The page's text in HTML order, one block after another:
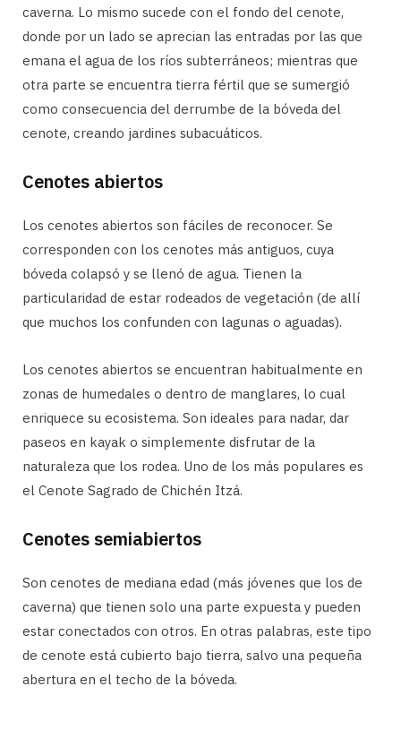
caverna. Lo mismo sucede con el fondo del cenote,
donde por un lado se aprecian las entradas por las que
emana el agua de los ríos subterráneos; mientras que
otra parte se encuentra tierra fértil que se sumergió
como consecuencia del derrumbe de la bóveda del
cenote, creando jardines subacuáticos.
Cenotes abiertos
Los cenotes abiertos son fáciles de reconocer. Se
corresponden con los cenotes más antiguos, cuya
bóveda colapsó y se llenó de agua. Tienen la
particularidad de estar rodeados de vegetación (de allí
que muchos los confunden con lagunas o aguadas).
Los cenotes abiertos se encuentran habitualmente en
zonas de humedales o dentro de manglares, lo cual
enriquece su ecosistema. Son ideales para nadar, dar
paseos en kayak o simplemente disfrutar de la
naturaleza que los rodea. Uno de los más populares es
el Cenote Sagrado de Chichén Itzá.
Cenotes semiabiertos
Son cenotes de mediana edad (más jóvenes que los de
caverna) que tienen solo una parte expuesta y pueden
estar conectados con otros. En otras palabras, este tipo
de cenote está cubierto bajo tierra, salvo una pequeña
abertura en el techo de la bóveda.